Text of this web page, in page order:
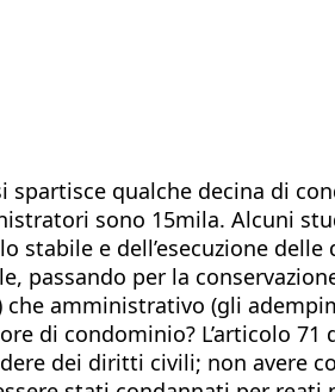
spartisce qualche decina di
sono 15mila. Alcuni
e dell’esecuzione delle
passando per la
che amministrativo (gli
di condominio? L’articolo 71
dei diritti civili; non avere